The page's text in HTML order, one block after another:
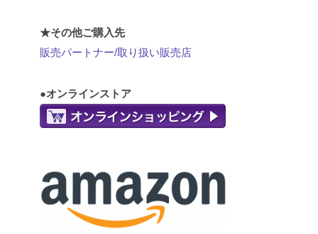
★その他ご購入先
販売パートナー/取り扱い販売店
●オンラインストア